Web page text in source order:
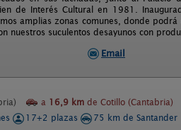
de Interés Cultural en 1981.
amplias zonas comunes, donde
nuestros suculentos desayunos con
Email
a 16,9 km de Cotillo (Cantabria)
17+2 plazas
75 km de Santander